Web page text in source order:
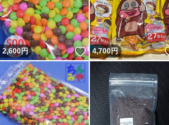
2,600円 いいね！
4,700円